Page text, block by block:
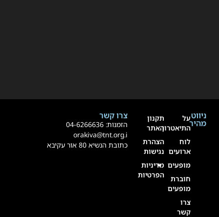
ניווט
מהירעל
התיאטרון
ארועים
מופעים
חוברת
מופעים
קשר
תקנון
האתר
הצהרת
נגישות
מדיניות
הפרטיות
צרו קשר
הזמנות: 04-6266636
orakiva@tnt.org.i
כתובת הנשיא 80 אור עקיבא